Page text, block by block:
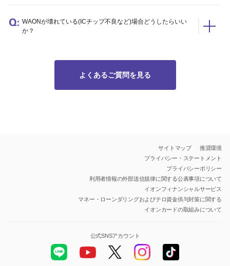
WAONが壊れている(ICチップ不良など)場合どうしたらいい
か？
よくあるご質問を見る
サイトマップ
推奨環境
プライバシー・ステートメント
プライバシーポリシー
利用者情報の外部送信規律に関する公表事項について
イオンフィナンシャルサービス
マネー・ローンダリングおよびテロ資金供与対策に関する
イオンカードの取組みについて
公式SNSアカウント